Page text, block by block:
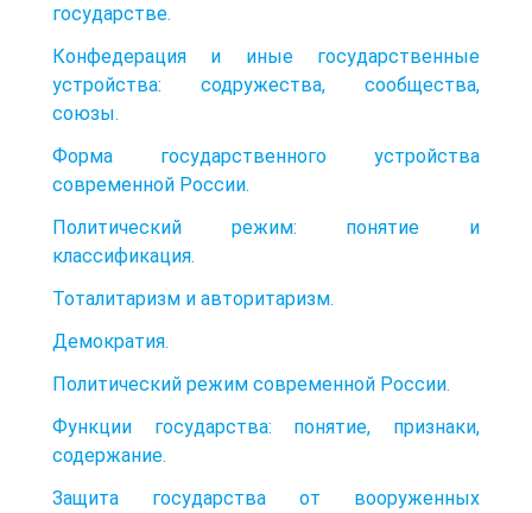
государстве.
Конфедерация и иные государственные
устройства: содружества, сообщества,
союзы.
Форма государственного устройства
современной России.
Политический режим: понятие и
классификация.
Тоталитаризм и авторитаризм.
Демократия.
Политический режим современной России.
Функции государства: понятие, признаки,
содержание.
Защита государства от вооруженных